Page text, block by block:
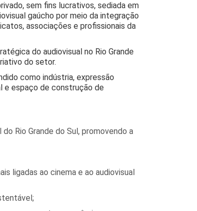
sem fins lucrativos, sediada em
gaúcho por meio da integração
associações e profissionais da
do audiovisual no Rio Grande
do setor.
como indústria, expressão
e espaço de construção de
Rio Grande do Sul, promovendo a
ligadas ao cinema e ao audiovisual